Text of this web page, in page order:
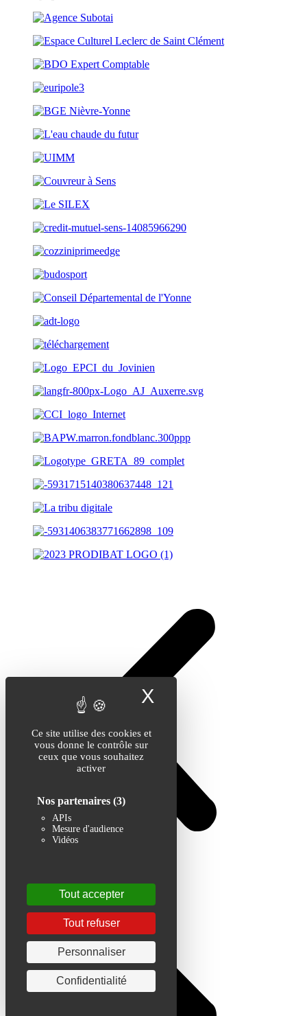
Ce site utilise des cookies et
vous donne le contrôle sur
ceux que vous souhaitez
activer
Nos partenaires (3)
APIs
Mesure d'audience
Vidéos
Tout accepter
Tout refuser
Personnaliser
Confidentialité
X